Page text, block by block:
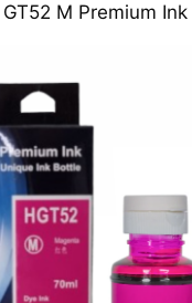
M Premium Ink